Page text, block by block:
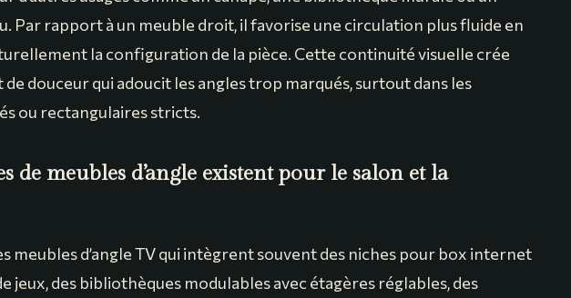
Par rapport à un meuble droit, il favorise une circulation plus fluide en
la configuration de la pièce. Cette continuité visuelle crée
de douceur qui adoucit les angles trop marqués, surtout dans les
ou rectangulaires stricts.
de meubles d’angle existent pour le salon et la
meubles d’angle TV qui intègrent souvent des niches pour box internet
jeux, des bibliothèques modulables avec étagères réglables, des